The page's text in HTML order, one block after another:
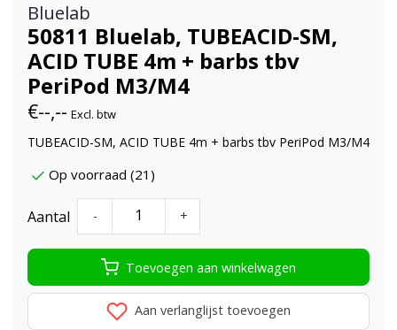
Bluelab
50811 Bluelab, TUBEACID-SM,
ACID TUBE 4m + barbs tbv
PeriPod M3/M4
€--,-- Excl. btw
TUBEACID-SM, ACID TUBE 4m + barbs tbv PeriPod M3/M4
Op voorraad (21)
Aantal - +
Toevoegen aan winkelwagen
Aan verlanglijst toevoegen